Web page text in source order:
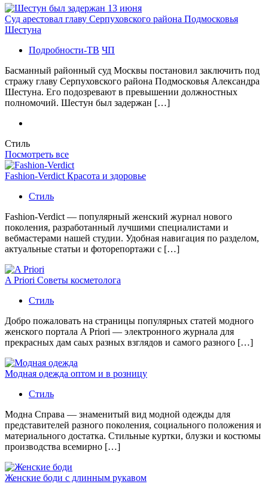
Суд арестовал главу Серпуховского района Подмосковья
Шестуна
Подробности-ТВ ЧП
Басманный районный суд Москвы постановил заключить под
стражу главу Серпуховского района Подмосковья Александра
Шестуна. Его подозревают в превышении должностных
полномочий. Шестун был задержан […]
Стиль
Посмотреть все
Fashion-Verdict Красота и здоровье
Стиль
Fashion-Verdict — популярный женский журнал нового
поколения, разработанный лучшими специалистами и
вебмастерами нашей студии. Удобная навигация по разделом,
актуальные статьи и фоторепортажи с […]
A Priori Советы косметолога
Стиль
Добро пожаловать на страницы популярных статей модного
женского портала A Priori — электронного журнала для
прекрасных дам саых разных взглядов и самого разного […]
Модная одежда оптом и в розницу
Стиль
Модна Справа — знаменитый вид модной одежды для
представителей разного поколения, социального положения и
материального достатка. Стильные куртки, блузки и костюмы
производства всемирно […]
Женские боди с длинным рукавом